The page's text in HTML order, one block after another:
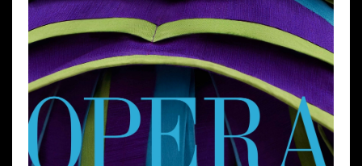
Wynajem kostiumów
Wynajem rekwizytów
Fundusze unijne
Dotacje celowe